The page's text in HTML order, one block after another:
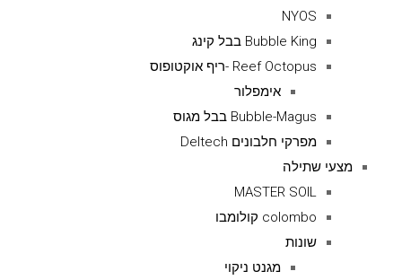
NYOS
Bubble King בבל קינג
Reef Octopus -ריף אוקטופוס
אימפלור
Bubble-Magus בבל מגוס
מפרקי חלבונים Deltech
מצעי שתילה
MASTER SOIL
colombo קולומבו
שונות
מגנט ניקוי